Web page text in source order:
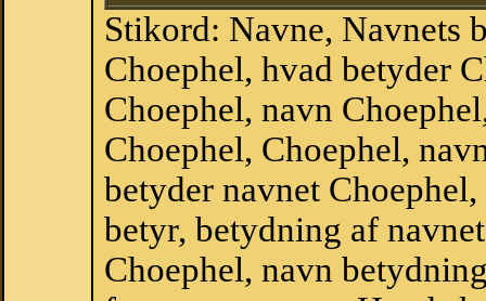
Stikord: Navne, Navnets
Choephel, hvad betyder
Choephel, navn
Choephel, Choephel,
betyder navnet
betyr, betydning af
Choephel, navn